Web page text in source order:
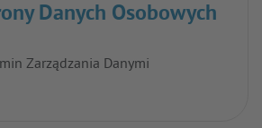
Danych Osobowych
Zarządzania Danymi